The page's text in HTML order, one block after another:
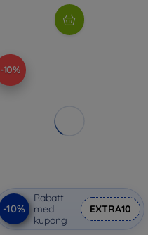
-10%
-10%
Rabatt
med
kupong
EXTRA10